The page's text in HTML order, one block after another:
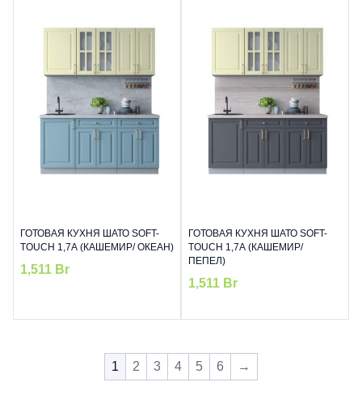
ГОТОВАЯ КУХНЯ ШАТО SOFT-
TOUCH 1,7А (КАШЕМИР/ ОКЕАН)
1,511 Br
ГОТОВАЯ КУХНЯ ШАТО SOFT-
TOUCH 1,7А (КАШЕМИР/
ПЕПЕЛ)
1,511 Br
1 2 3 4 5 6 →